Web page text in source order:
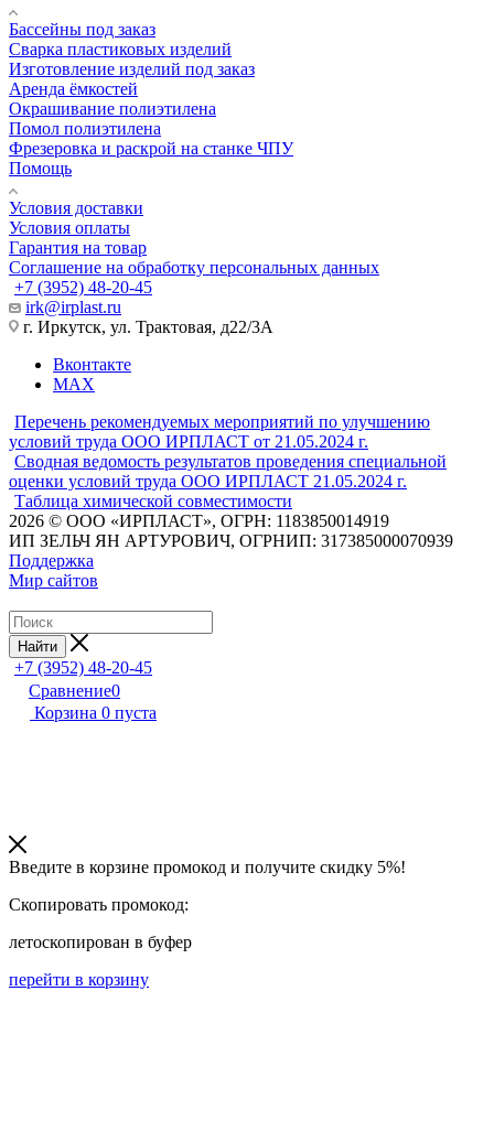
Бассейны под заказ
Сварка пластиковых изделий
Изготовление изделий под заказ
Аренда ёмкостей
Окрашивание полиэтилена
Помол полиэтилена
Фрезеровка и раскрой на станке ЧПУ
Помощь
Условия доставки
Условия оплаты
Гарантия на товар
Соглашение на обработку персональных данных
+7 (3952) 48-20-45
irk@irplast.ru
г. Иркутск, ул. Трактовая, д22/3А
Вконтакте
MAX
Перечень рекомендуемых мероприятий по улучшению
условий труда ООО ИРПЛАСТ от 21.05.2024 г.
Сводная ведомость результатов проведения специальной
оценки условий труда ООО ИРПЛАСТ 21.05.2024 г.
Таблица химической совместимости
2026 © ООО «ИРПЛАСТ», ОГРН: 1183850014919
ИП ЗЕЛЬЧ ЯН АРТУРОВИЧ, ОГРНИП: 317385000070939
Поддержка
Мир сайтов
Найти
+7 (3952) 48-20-45
Сравнение0
Корзина 0 пуста
Введите в корзине промокод и получите скидку 5%!
Скопировать промокод:
летоскопирован в буфер
перейти в корзину